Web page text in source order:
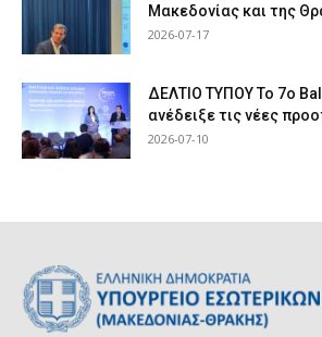
Μακεδονίας και της
2026-07-17
ΔΕΛΤΙΟ ΤΥΠΟΥ Το 7ο
ανέδειξε τις νέες
2026-07-10